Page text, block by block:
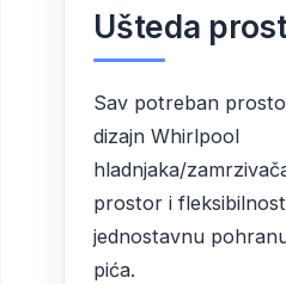
Ušteda
Sav potreban
dizajn Whirlpool
hladnjaka/
prostor i
jednostavnu
pića.